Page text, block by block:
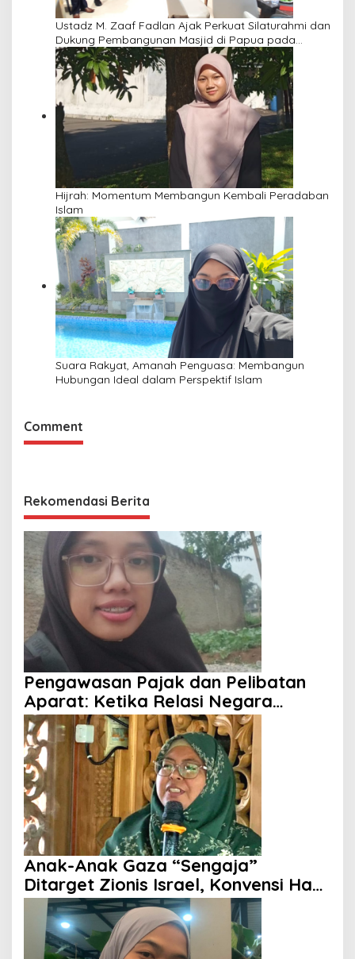
Ustadz M. Zaaf Fadlan Ajak Perkuat Silaturahmi dan
Dukung Pembangunan Masjid di Papua pada
Pengajian Yayasan Alimbas Insan Cita
Hijrah: Momentum Membangun Kembali Peradaban
Islam
Suara Rakyat, Amanah Penguasa: Membangun
Hubungan Ideal dalam Perspektif Islam
Comment
Rekomendasi Berita
Pengawasan Pajak dan Pelibatan
Aparat: Ketika Relasi Negara
dengan Rakyat Dipertanyakan
Anak-Anak Gaza “Sengaja”
Ditarget Zionis Israel, Konvensi Hak
Anak Tak Berdaya